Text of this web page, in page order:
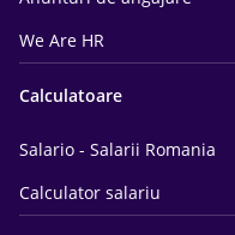
We Are HR
Calculatoare
Salario - Salarii Romania
Calculator salariu